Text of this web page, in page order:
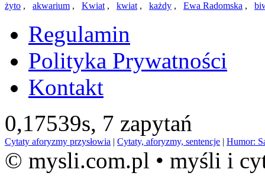
żyto , akwarium , Kwiat, kwiat, każdy , Ewa Radomska ,
Regulamin
Polityka Prywatności
Kontakt
0,17539s, 7 zapytań
Cytaty aforyzmy przysłowia | Cytaty, aforyzmy, sentencje | Humor:
© mysli.com.pl • myśli i